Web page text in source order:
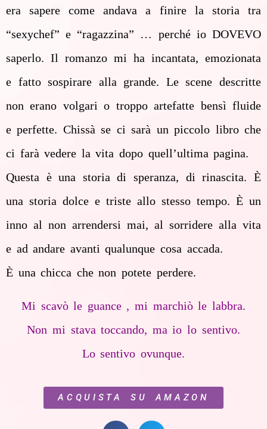
era sapere come andava a finire la storia tra
“sexychef” e “ragazzina” … perché io DOVEVO
saperlo. Il romanzo mi ha incantata, emozionata
e fatto sospirare alla grande. Le scene descritte
non erano volgari o troppo artefatte bensì fluide
e perfette. Chissà se ci sarà un piccolo libro che
ci farà vedere la vita dopo quell’ultima pagina.
Questa è una storia di speranza, di rinascita. È
una storia dolce e triste allo stesso tempo. È un
inno al non arrendersi mai, al sorridere alla vita
e ad andare avanti qualunque cosa accada.
È una chicca che non potete perdere.
Mi scavò le guance , mi marchiò le labbra.
Non mi stava toccando, ma io lo sentivo.
Lo sentivo ovunque.
ACQUISTA SU AMAZON